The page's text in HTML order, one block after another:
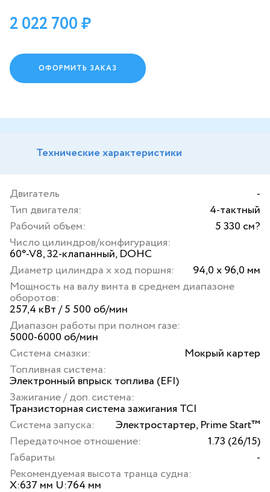
2 022 700
ОФОРМИТЬ ЗАКАЗ
Технические характеристики
Двигатель
-
Тип двигателя:
4-тактный
Рабочий объем:
5 330 см?
Число цилиндров/конфигурация:
60°-V8, 32-клапанный, DOHC
Диаметр цилиндра х ход поршня:
94,0 x 96,0 мм
Мощность на валу винта в среднем диапазоне
оборотов:
257,4 кВт / 5 500 об/мин
Диапазон работы при полном газе:
5000-6000 об/мин
Система смазки:
Мокрый картер
Топливная система:
Электронный впрыск топлива (EFI)
Зажигание / доп. система:
Транзисторная система зажигания TCI
Система запуска:
Электростартер, Prime Start™
Передаточное отношение:
1.73 (26/15)
Габариты
-
Рекомендуемая высота транца судна:
X:637 мм U:764 мм